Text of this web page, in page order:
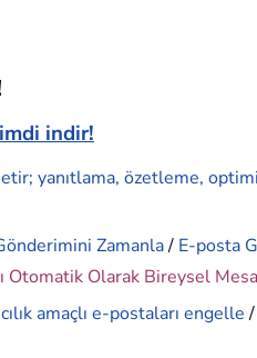
indir!
yanıtlama, özetleme,
Zamanla/ E-posta
Otomatik Olarak Bireysel
amaçlı e-postaları engelle